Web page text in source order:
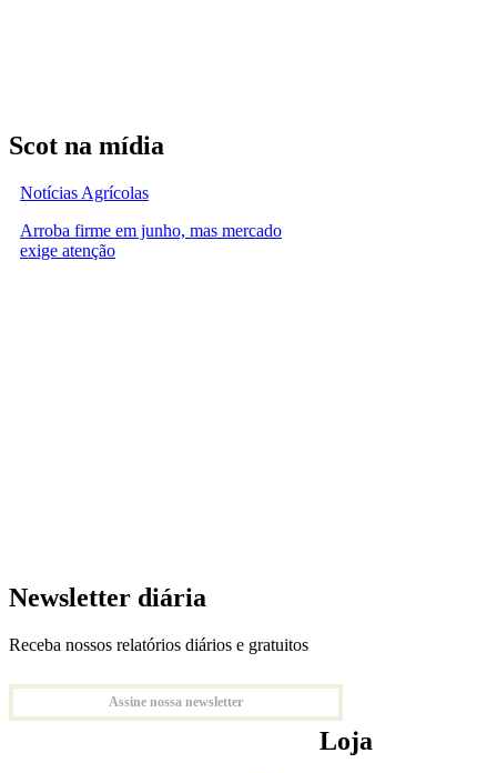
Scot na mídia
Notícias Agrícolas
Arroba firme em junho, mas mercado
exige atenção
Newsletter diária
Receba nossos relatórios diários e gratuitos
Assine nossa newsletter
Loja